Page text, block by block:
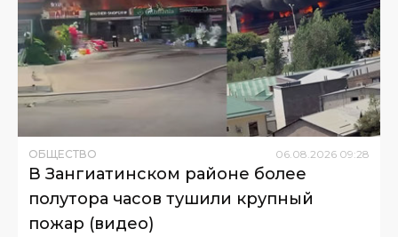
ОБЩЕСТВО 06 08 2026 09:28
В Зангиатинском районе более
полутора часов тушили крупный
пожар (видео)